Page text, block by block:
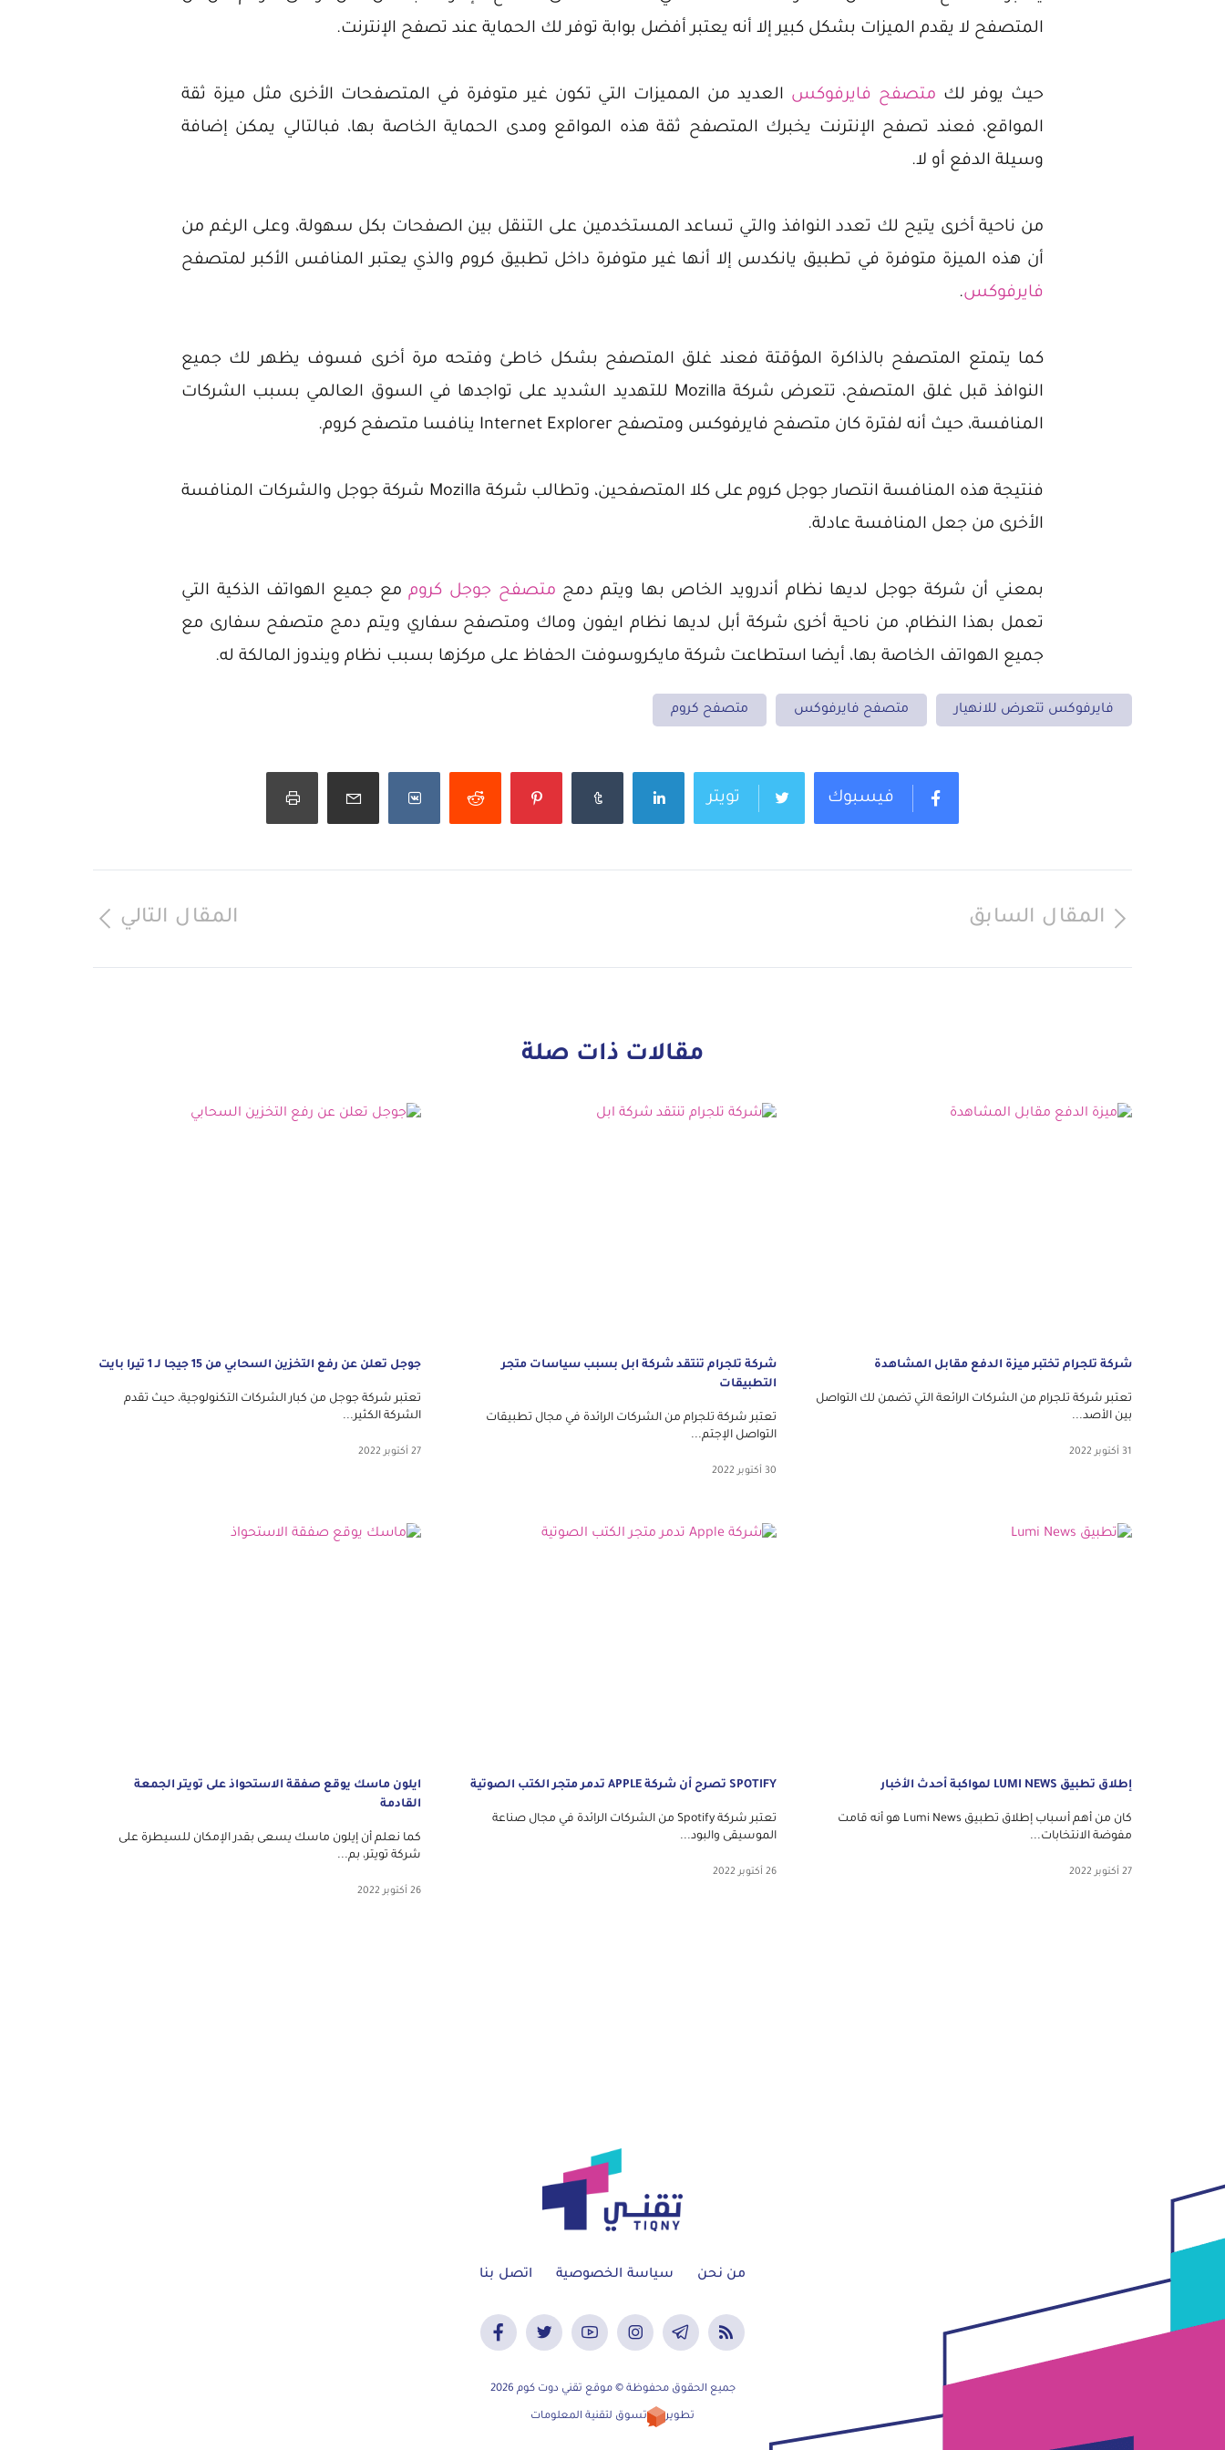
المتصفح لا يقدم الميزات بشكل كبير إلا أنه يعتبر أفضل بوابة توفر لك الحماية عند تصفح الإنترنت.
حيث يوفر لك متصفح فايرفوكس العديد من المميزات التي تكون غير متوفرة في المتصفحات الأخرى مثل ميزة ثقة
المواقع، فعند تصفح الإنترنت يخبرك المتصفح ثقة هذه المواقع ومدى الحماية الخاصة بها، فبالتالي يمكن إضافة
وسيلة الدفع أو لا.
من ناحية أخرى يتيح لك تعدد النوافذ والتي تساعد المستخدمين على التنقل بين الصفحات بكل سهولة، وعلى الرغم من
أن هذه الميزة متوفرة في تطبيق يانكدس إلا أنها غير متوفرة داخل تطبيق كروم والذي يعتبر المنافس الأكبر لمتصفح
فايرفوكس.
كما يتمتع المتصفح بالذاكرة المؤقتة فعند غلق المتصفح بشكل خاطئ وفتحه مرة أخرى فسوف يظهر لك جميع
النوافذ قبل غلق المتصفح، تتعرض شركة Mozilla للتهديد الشديد على تواجدها في السوق العالمي بسبب الشركات
المنافسة، حيث أنه لفترة كان متصفح فايرفوكس ومتصفح Internet Explorer ينافسا متصفح كروم.
فنتيجة هذه المنافسة انتصار جوجل كروم على كلا المتصفحين، وتطالب شركة Mozilla شركة جوجل والشركات المنافسة
الأخرى من جعل المنافسة عادلة.
بمعني أن شركة جوجل لديها نظام أندرويد الخاص بها ويتم دمج متصفح جوجل كروممع جميع الهواتف الذكية التي
تعمل بهذا النظام، من ناحية أخرى شركة أبل لديها نظام ايفون وماك ومتصفح سفاري ويتم دمج متصفح سفارى مع
جميع الهواتف الخاصة بها، أيضا استطاعت شركة مايكروسوفت الحفاظ على مركزها بسبب نظام ويندوز المالكة له.
فايرفوكس تتعرض للانهيار متصفح فايرفوكس متصفح كروم
فيسبوك تويتر
المقال السابق المقال التالي
مقالات ذات صلة
شركة تلجرام تختبر ميزة الدفع مقابل المشاهدة
تعتبر شركة تلجرام من الشركات الرائعة التي تضمن لك التواصل
بين الأصد...
31 أكتوبر 2022
شركة تلجرام تنتقد شركة ابل بسبب سياسات متجر
التطبيقات
تعتبر شركة تلجرام من الشركات الرائدة في مجال تطبيقات
التواصل الإجتم...
30 أكتوبر 2022
جوجل تعلن عن رفع التخزين السحابي من 15 جيجا لـ 1 تيرا بايت
تعتبر شركة جوجل من كبار الشركات التكنولوجية، حيث تقدم
الشركة الكثير...
27 أكتوبر 2022
إطلاق تطبيق LUMI NEWS لمواكبة أحدث الأخبار
كان من أهم أسباب إطلاق تطبيق Lumi News هو أنه قامت
مفوضة الانتخابات...
27 أكتوبر 2022
SPOTIFY تصرح أن شركة APPLE تدمر متجر الكتب الصوتية
تعتبر شركة Spotify من الشركات الرائدة في مجال صناعة
الموسيقى والبود...
26 أكتوبر 2022
ايلون ماسك يوقع صفقة الاستحواذ على تويتر الجمعة
القادمة
كما نعلم أن إيلون ماسك يسعى بقدر الإمكان للسيطرة على
شركة تويتر، بم...
26 أكتوبر 2022
من نحن سياسة الخصوصية اتصل بنا
جميع الحقوق محفوظة © موقع تقني دوت كوم 2026
تطوير تسوق لتقنية المعلومات